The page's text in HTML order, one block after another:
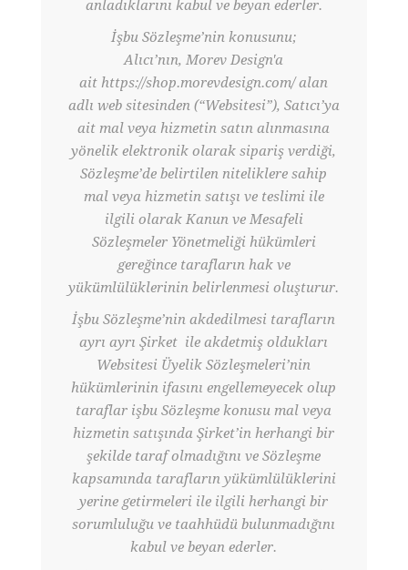
anladıklarını kabul ve beyan ederler.
İşbu Sözleşme’nin konusunu;
Alıcı’nın, Morev Design'a
ait https://shop.morevdesign.com/ alan
adlı web sitesinden (“Websitesi”), Satıcı’ya
ait mal veya hizmetin satın alınmasına
yönelik elektronik olarak sipariş verdiği,
Sözleşme’de belirtilen niteliklere sahip
mal veya hizmetin satışı ve teslimi ile
ilgili olarak Kanun ve Mesafeli
Sözleşmeler Yönetmeliği hükümleri
gereğince tarafların hak ve
yükümlülüklerinin belirlenmesi oluşturur.
İşbu Sözleşme’nin akdedilmesi tarafların
ayrı ayrı Şirket ile akdetmiş oldukları
Websitesi Üyelik Sözleşmeleri’nin
hükümlerinin ifasını engellemeyecek olup
taraflar işbu Sözleşme konusu mal veya
hizmetin satışında Şirket’in herhangi bir
şekilde taraf olmadığını ve Sözleşme
kapsamında tarafların yükümlülüklerini
yerine getirmeleri ile ilgili herhangi bir
sorumluluğu ve taahhüdü bulunmadığını
kabul ve beyan ederler.